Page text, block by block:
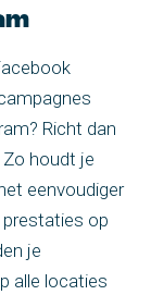
Richt dan
houdt je
eenvoudiger
op
je
alle locaties